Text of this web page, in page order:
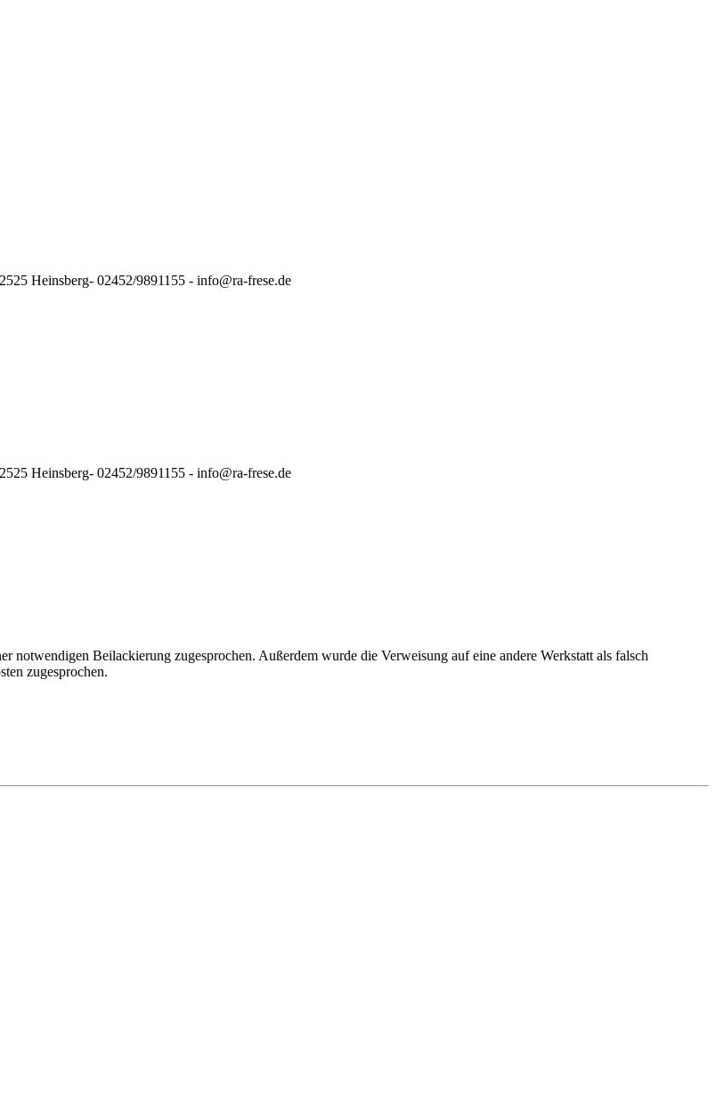
Heinsberg- 02452/9891155 - info@ra-frese.de
Heinsberg- 02452/9891155 - info@ra-frese.de
notwendigen Beilackierung zugesprochen. Außerdem wurde die Verweisung auf eine andere Werkstatt als falsch
zugesprochen.